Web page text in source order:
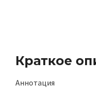
Краткое
Аннотация